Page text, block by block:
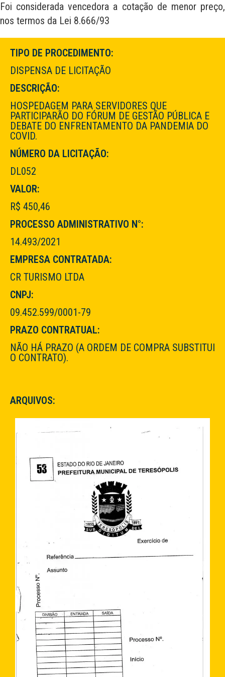
Foi considerada vencedora a cotação de menor preço,
nos termos da Lei 8.666/93
TIPO DE PROCEDIMENTO:
DISPENSA DE LICITAÇÃO
DESCRIÇÃO:
HOSPEDAGEM PARA SERVIDORES QUE
PARTICIPARÃO DO FÓRUM DE GESTÃO PÚBLICA E
DEBATE DO ENFRENTAMENTO DA PANDEMIA DO
COVID.
NÚMERO DA LICITAÇÃO:
DL052
VALOR:
R$ 450,46
PROCESSO ADMINISTRATIVO N°:
14.493/2021
EMPRESA CONTRATADA:
CR TURISMO LTDA
CNPJ:
09.452.599/0001-79
PRAZO CONTRATUAL:
NÃO HÁ PRAZO (A ORDEM DE COMPRA SUBSTITUI
O CONTRATO).
ARQUIVOS: